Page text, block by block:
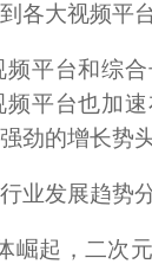
各大视频平
频平台和综
平台也加
劲的增长势头
业发展趋势
崛起，二次